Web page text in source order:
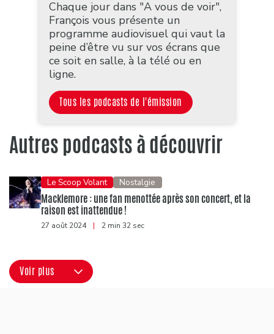
Chaque jour dans "A vous de voir",
François vous présente un
programme audiovisuel qui vaut la
peine d’être vu sur vos écrans que
ce soit en salle, à la télé ou en
ligne.
Tous les podcasts de l'émission
Autres podcasts à découvrir
Le Scoop Volant Nostalgie
Macklemore : une fan menottée après son concert, et la
raison est inattendue !
27 août 2024 | 2 min 32 sec
Voir plus